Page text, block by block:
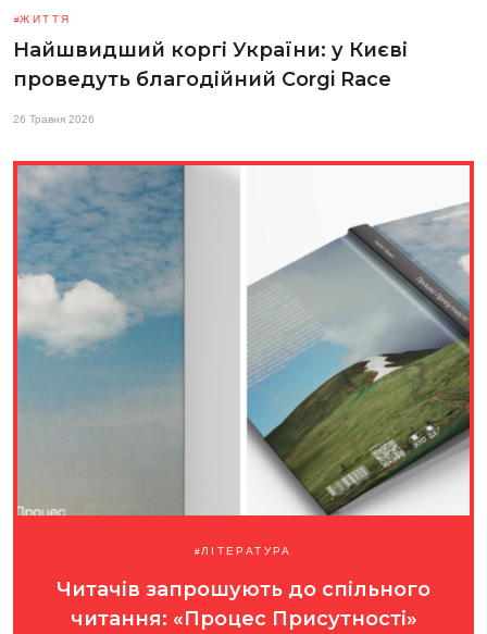
ЖИТТЯ
Найшвидший коргі України: у Києві
проведуть благодійний Corgi Race
26 Травня 2026
ЛІТЕРАТУРА
Читачів запрошують до спільного
читання: «Процес Присутності»